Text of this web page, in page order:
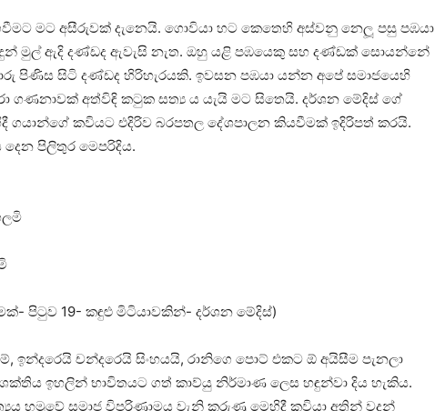
මට අසීරුවක් දැනෙයි. ගොවියා හට කෙතෙහි අස්වනු නෙලූ පසු පඹයා
මුල් ඇදි දණ්ඩද ඇවැසි නැත. ඔහු යළි පඹයෙකු සහ දණ්ඩක් සොයන්නේ
පිණිස සිටි දණ්ඩද හිරිහැරයකි. ඉවසන පඹයා යන්න අපේ සමාජයෙහි
ගණනාවක් අත්විඳි කටුක සත්‍ය ය යැයි මට සිතෙයි. දර්ශන මේදිස් ගේ
ගයාන්ගේ කවියට එදිරිව බරපතල දේශපාලන කියවීමක් ඉදිරිපත් කරයි.
පිලිතුර මෙපරිදිය.
පිටුව 19- කඳුළු මිටියාවකින්- දර්ශන මේදිස්)
චන්දරෙයි සිංහයයි, රානිගෙ පොට් එකට ඕ අයිසීම පැනලා
ඉහලින් භාවිතයට ගත් කාව්යු නිර්මාණ ලෙස හඳුන්වා දිය හැකිය.
හමුවේ සමාජ විපරිණාමය වැනි කරුණු මෙහිදී කවියා අතින් වදන්